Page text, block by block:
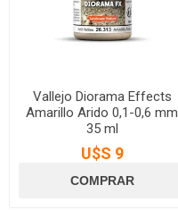
Vallejo Diorama Effects
Amarillo Arido 0,1-0,6 mm
35 ml
U$S 9